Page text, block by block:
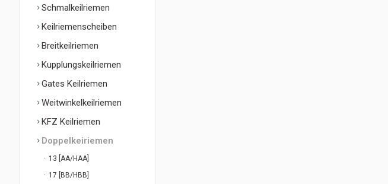
Schmalkeilriemen
Keilriemenscheiben
Breitkeilriemen
Kupplungskeilriemen
Gates Keilriemen
Weitwinkelkeilriemen
KFZ Keilriemen
Doppelkeiriemen
13 [AA/HAA]
17 [BB/HBB]